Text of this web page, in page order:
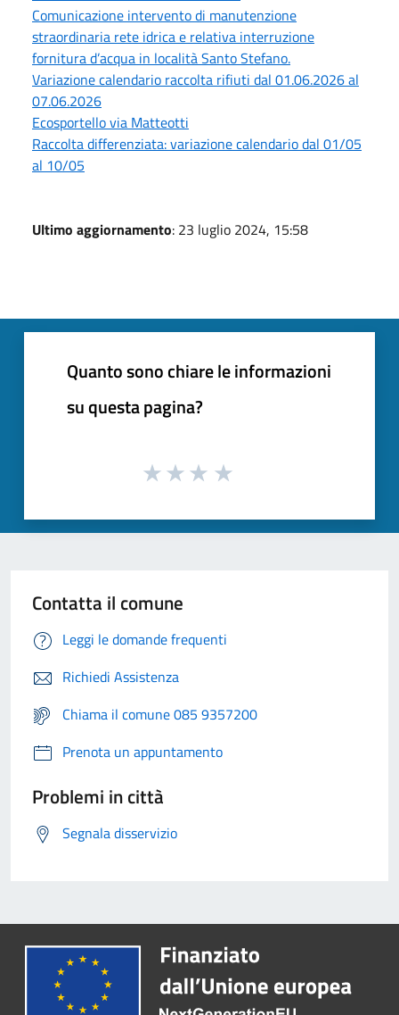
Comunicazione intervento di manutenzione
straordinaria rete idrica e relativa interruzione
fornitura d’acqua in località Santo Stefano.
Variazione calendario raccolta rifiuti dal 01.06.2026 al
07.06.2026
Ecosportello via Matteotti
Raccolta differenziata: variazione calendario dal 01/05
al 10/05
Ultimo aggiornamento: 23 luglio 2024, 15:58
Quanto sono chiare le informazioni
su questa pagina?
Contatta il comune
Leggi le domande frequenti
Richiedi Assistenza
Chiama il comune 085 9357200
Prenota un appuntamento
Problemi in città
Segnala disservizio